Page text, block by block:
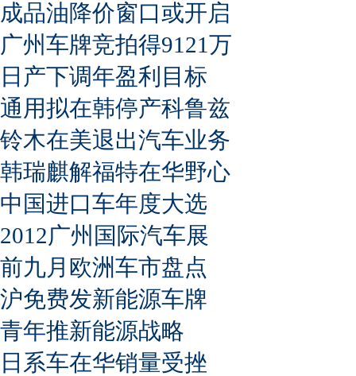
成品油降价窗口或开启
广州车牌竞拍得9121万
日产下调年盈利目标
通用拟在韩停产科鲁兹
铃木在美退出汽车业务
韩瑞麒解福特在华野心
中国进口车年度大选
2012广州国际汽车展
前九月欧洲车市盘点
沪免费发新能源车牌
青年推新能源战略
日系车在华销量受挫